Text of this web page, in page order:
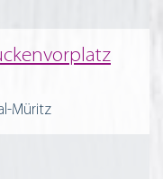
Müritz